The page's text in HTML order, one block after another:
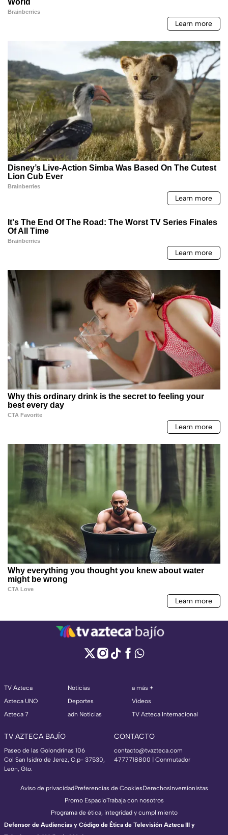
TV Azteca
Azteca UNO
Azteca 7
Noticias
Deportes
adn Noticias
a más +
Videos
TV Azteca Internacional
TV AZTECA BAJÍO
Paseo de las Golondrinas 106
Col San Isidro de Jerez, C.p- 37530,
León, Gto.
CONTACTO
contacto@tvazteca.com
4777718800 | Conmutador
Aviso de privacidadPreferencias de CookiesDerechosInversionistas
Promo EspacioTrabaja con nosotros
Programa de ética, integridad y cumplimiento
Defensor de Audiencias y Código de Ética de Televisión Azteca III y